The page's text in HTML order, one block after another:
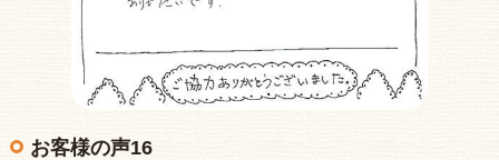
お客様の声16